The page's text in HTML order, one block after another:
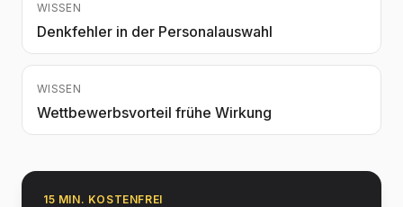
WISSEN
Denkfehler in der Personalauswahl
WISSEN
Wettbewerbsvorteil frühe Wirkung
15 MIN. KOSTENFREI